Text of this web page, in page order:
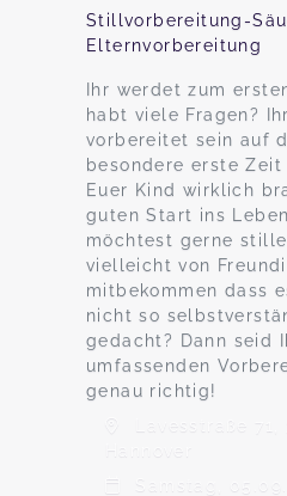
Stillvorbereitung-
Elternvorbereitung
Ihr werdet zum
habt viele Fragen?
vorbereitet sein auf
besondere erste Zeit
Euer Kind wirklich
guten Start ins
möchtest gerne
vielleicht von
mitbekommen dass
nicht so
gedacht? Dann seid
umfassenden
genau richtig!
Lavesstraße 71,
Hannover
Samstag,